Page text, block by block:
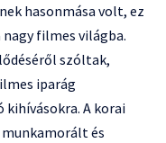
hasonmása volt, ez
filmes világba.
szóltak,
iparág
kihívásokra. A korai
és